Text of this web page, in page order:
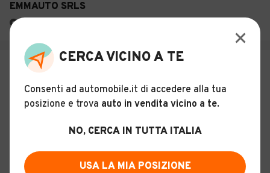
EMMAUTO SRLS
Jumper 35 BlueHDi 140 S&S PM-
TM Furgone
Diesel
Manuale
CERCA VICINO A TE
Consenti ad automobile.it di accedere alla tua
posizione e trova auto in vendita vicino a te.
NO, CERCA IN TUTTA ITALIA
USA LA MIA POSIZIONE